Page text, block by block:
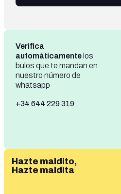
Verifica
automáticamente los
bulos que te mandan en
nuestro número de
whatsapp
+34 644 229 319
Hazte maldito,
Hazte maldita